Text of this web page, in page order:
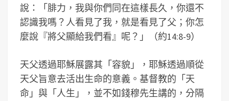
說：「腓力，我與你們同在這樣長久，你還不
認識我嗎？人看見了我，就是看見了父；你怎
麼說『將父顯給我們看』呢？」（約14:8-9）
天父透過耶穌展露其「容貌」，耶穌透過順從
天父旨意去活出生命的意義。基督教的「天
命」與「人生」，並不如錢穆先生講的，分隔